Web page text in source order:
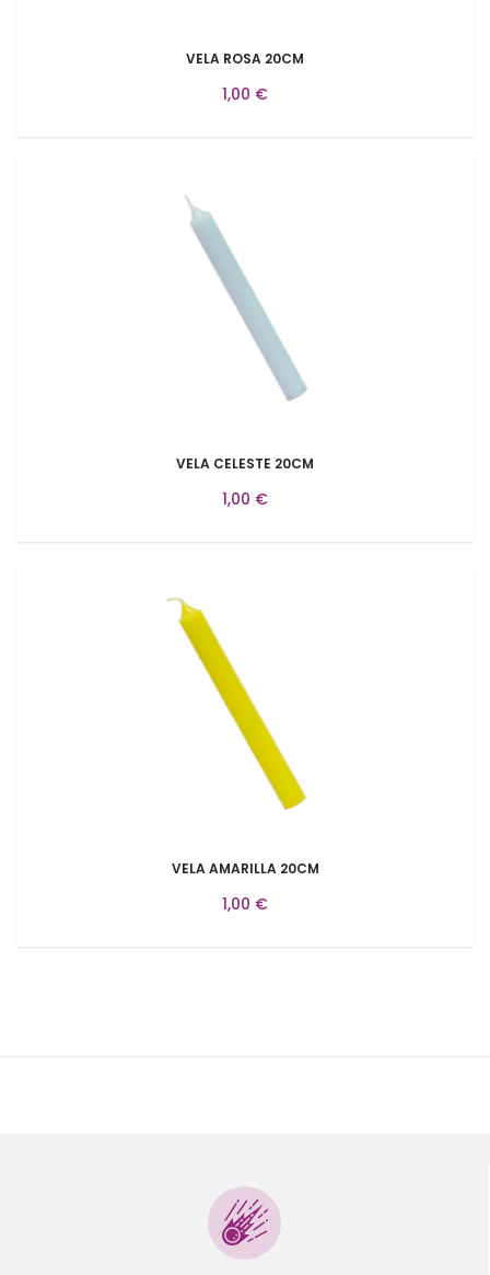
VELA ROSA 20CM
1,00 €
VELA CELESTE 20CM
1,00 €
VELA AMARILLA 20CM
1,00 €